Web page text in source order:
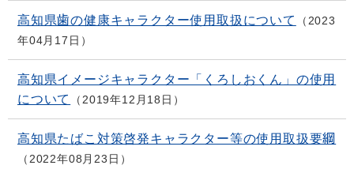
高知県歯の健康キャラクター使用取扱について
2023
年04月17日
高知県イメージキャラクター「くろしおくん」の使用
について
2019年12月18日
高知県たばこ対策啓発キャラクター等の使用取扱要綱
2022年08月23日